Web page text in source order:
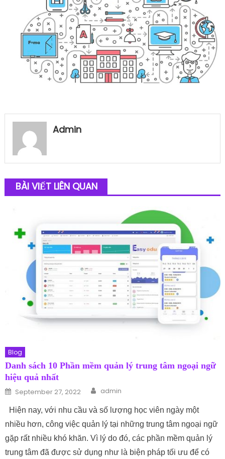
Admin
BÀI VIẾT LIÊN QUAN
Blog
Danh sách 10 Phần mềm quản lý trung tâm ngoại ngữ
hiệu quả nhất
Posted on
September 27, 2022 Author
admin
Hiện nay, với nhu cầu và số lượng học viên ngày một
nhiều hơn, công việc quản lý tại những trung tâm ngoại ngữ
gặp rất nhiều khó khăn. Vì lý do đó, các phần mềm quản lý
trung tâm đã được sử dụng như là biện pháp tối ưu để có